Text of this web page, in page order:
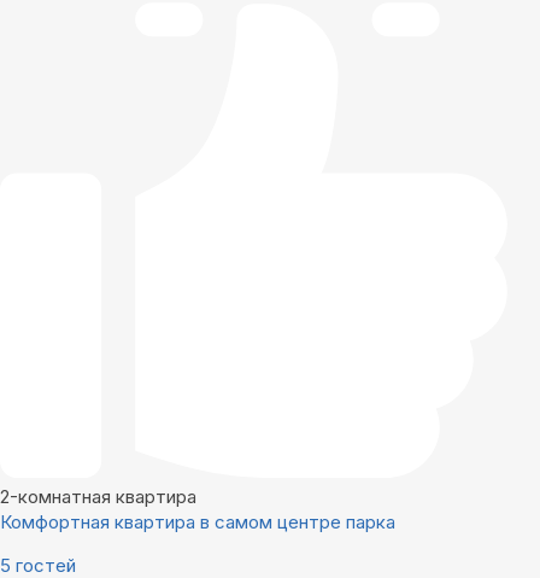
2-комнатная квартира
Комфортная квартира в самом центре парка
5 гостей